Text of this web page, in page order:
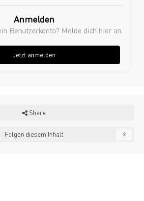
Anmelden
Benutzerkonto? Melde dich hier an.
Jetzt anmelden
Share
Folgen diesem Inhalt 2